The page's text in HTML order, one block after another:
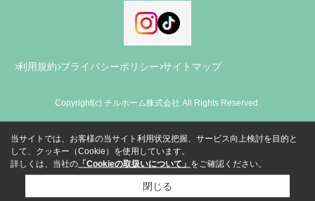
利用規約 プライバシーポリシー サイトマップ
Copyright(c) チルホーム株式会社 All Rights Reserved.
当サイトでは、お客様の当サイト利用状況把握、サービス向上検討を目的と
して、クッキー（Cookie）を使用しています。
詳しくは、当社の 「Cookieの取扱いについて」 をご確認ください。
閉じる